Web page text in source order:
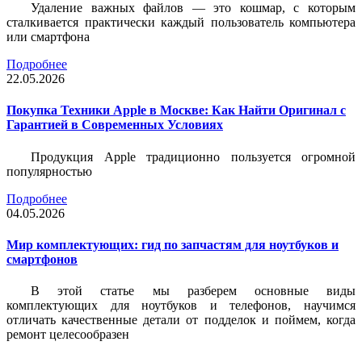
Удаление важных файлов — это кошмар, с которым
сталкивается практически каждый пользователь компьютера
или смартфона
Подробнее
22.05.2026
Покупка Техники Apple в Москве: Как Найти Оригинал с
Гарантией в Современных Условиях
Продукция Apple традиционно пользуется огромной
популярностью
Подробнее
04.05.2026
Мир комплектующих: гид по запчастям для ноутбуков и
смартфонов
В этой статье мы разберем основные виды
комплектующих для ноутбуков и телефонов, научимся
отличать качественные детали от подделок и поймем, когда
ремонт целесообразен